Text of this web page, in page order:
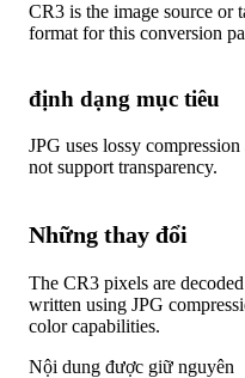
CR3 is the image source or
format for this conversion
định dạng mục tiêu
JPG uses lossy compression
not support transparency.
Những thay đổi
The CR3 pixels are
written using JPG
color capabilities.
Nội dung được giữ nguyên